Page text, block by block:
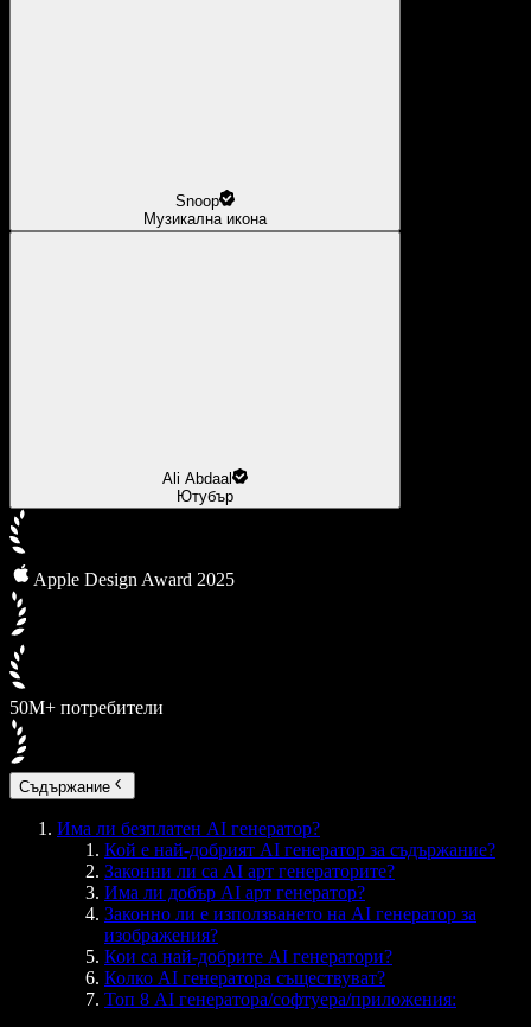
Snoop
Музикална икона
Ali Abdaal
Ютубър
Apple Design Award 2025
50M+ потребители
Съдържание
Има ли безплатен AI генератор?
Кой е най-добрият AI генератор за съдържание?
Законни ли са AI арт генераторите?
Има ли добър AI арт генератор?
Законно ли е използването на AI генератор за
изображения?
Кои са най-добрите AI генератори?
Колко AI генератора съществуват?
Топ 8 AI генератора/софтуера/приложения: